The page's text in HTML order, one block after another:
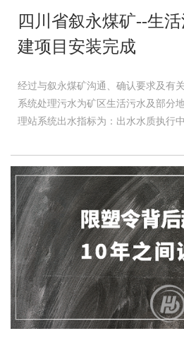
四川省叙永煤矿--生
建项目安装完成
经过与叙永煤矿沟通、确认要求及有
系统处理污水为矿区生活污水及部分
理站系统出水指标为：出水水质执行中